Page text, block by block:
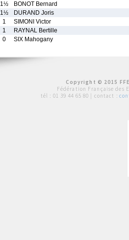
1½
BONOT Bernard
1½
DURAND Joris
1
SIMONI Victor
1
RAYNAL Bertille
0 SIX Mahogany
Copyright © 2015
Fédération Française des
tél : 01 39 44 65 80 | contact :